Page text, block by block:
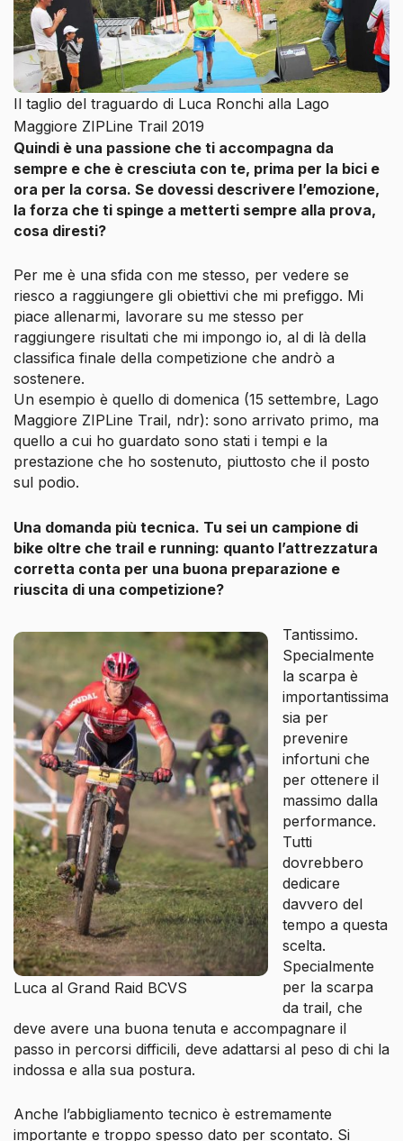
Il taglio del traguardo di Luca Ronchi alla Lago
Maggiore ZIPLine Trail 2019
Quindi è una passione che ti accompagna da
sempre e che è cresciuta con te, prima per la bici e
ora per la corsa. Se dovessi descrivere l’emozione,
la forza che ti spinge a metterti sempre alla prova,
cosa diresti?
Per me è una sfida con me stesso, per vedere se
riesco a raggiungere gli obiettivi che mi prefiggo. Mi
piace allenarmi, lavorare su me stesso per
raggiungere risultati che mi impongo io, al di là della
classifica finale della competizione che andrò a
sostenere.
Un esempio è quello di domenica (15 settembre, Lago
Maggiore ZIPLine Trail, ndr): sono arrivato primo, ma
quello a cui ho guardato sono stati i tempi e la
prestazione che ho sostenuto, piuttosto che il posto
sul podio.
Una domanda più tecnica. Tu sei un campione di
bike oltre che trail e running: quanto l’attrezzatura
corretta conta per una buona preparazione e
riuscita di una competizione?
Luca al Grand Raid BCVS
Tantissimo.
Specialmente
la scarpa è
importantissima
sia per
prevenire
infortuni che
per ottenere il
massimo dalla
performance.
Tutti
dovrebbero
dedicare
davvero del
tempo a questa
scelta.
Specialmente
per la scarpa
da trail, che
deve avere una buona tenuta e accompagnare il
passo in percorsi difficili, deve adattarsi al peso di chi la
indossa e alla sua postura.
Anche l’abbigliamento tecnico è estremamente
importante e troppo spesso dato per scontato. Si